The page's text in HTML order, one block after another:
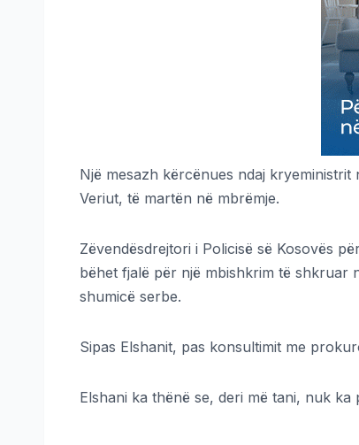
Një mesazh kërcënues ndaj
Veriut, të martën në mbrëmje.
Zëvendësdrejtori i Policisë së Kosovës
bëhet fjalë për një mbishkrim të shkruar
shumicë serbe.
Sipas Elshanit, pas konsultimit me
Elshani ka thënë se, deri më tani, nuk